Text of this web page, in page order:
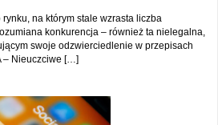
na którym stale wzrasta liczba
konkurencja – również ta nielegalna,
swoje odzwierciedlenie w przepisach
– Nieuczciwe […]